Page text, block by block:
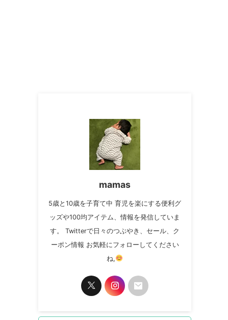
mamas
5歳と10歳を子育て中 育児を楽にする便利グ
ッズや100均アイテム、情報を発信していま
す。 Twitterで日々のつぶやき、セール、ク
ーポン情報 お気軽にフォローしてください
ね,